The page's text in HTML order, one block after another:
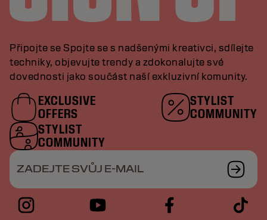
Připojte se Spojte se s nadšenými kreativci, sdílejte
techniky, objevujte trendy a zdokonalujte své
dovednosti jako součást naší exkluzivní komunity.
EXCLUSIVE
OFFERS
STYLIST
COMMUNITY
STYLIST
COMMUNITY
ZADEJTE SVŮJ E-MAIL